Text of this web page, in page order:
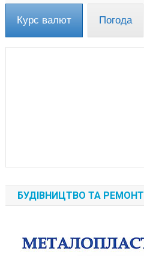
Курс валют Погода
БУДІВНИЦТВО ТА РЕМОНТ